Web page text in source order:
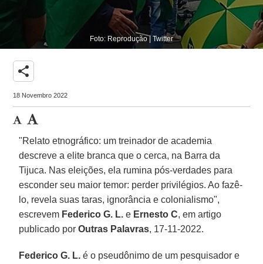
Foto: Reprodução | Twitter
share
18 Novembro 2022
"Relato etnográfico: um treinador de academia
descreve a elite branca que o cerca, na Barra da
Tijuca. Nas eleições, ela rumina pós-verdades para
esconder seu maior temor: perder privilégios. Ao fazê-
lo, revela suas taras, ignorância e colonialismo",
escrevem Federico G. L. e Ernesto C, em artigo
publicado porOutras Palavras, 17-11-2022.
Federico G. L. é o pseudônimo de um pesquisador e